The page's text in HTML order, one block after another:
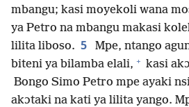
mbangu; kasi moyekoli wana
ya Petro na mbangu makasi
lilita liboso. 5
Mpe, ntango
biteni ya bilamba elali, + kasi
Bongo Simo Petro mpe ayaki
akɔtaki na kati ya lilita yango.